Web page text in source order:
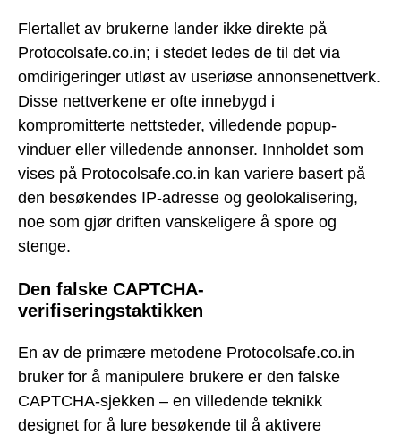
Flertallet av brukerne lander ikke direkte på
Protocolsafe.co.in; i stedet ledes de til det via
omdirigeringer utløst av useriøse annonsenettverk.
Disse nettverkene er ofte innebygd i
kompromitterte nettsteder, villedende popup-
vinduer eller villedende annonser. Innholdet som
vises på Protocolsafe.co.in kan variere basert på
den besøkendes IP-adresse og geolokalisering,
noe som gjør driften vanskeligere å spore og
stenge.
Den falske CAPTCHA-
verifiseringstaktikken
En av de primære metodene Protocolsafe.co.in
bruker for å manipulere brukere er den falske
CAPTCHA-sjekken – en villedende teknikk
designet for å lure besøkende til å aktivere